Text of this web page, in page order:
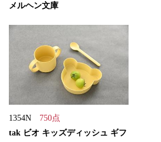
メルヘン文庫
1354N 750点
tak ビオ キッズディッシュ ギフ